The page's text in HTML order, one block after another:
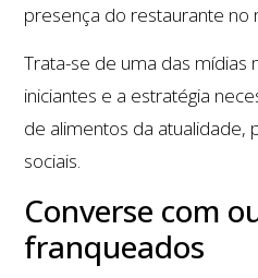
presença do restaurante no
Trata-se de uma das mídias
iniciantes e a estratégia
de alimentos da atualidade,
sociais.
Converse com
franqueados